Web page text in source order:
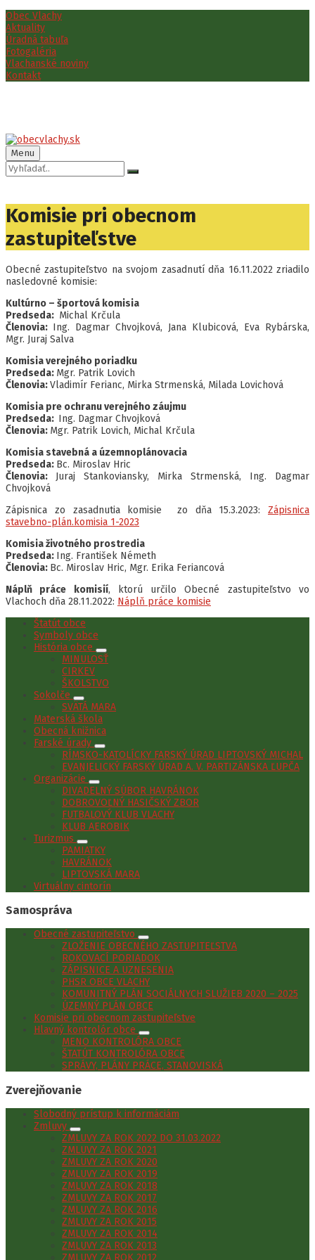
Preskočiť
na
obsah
Preskočiť
na
ľavý
panel
Preskočiť
na
pravý
panel
Preskočiť
na
pätičku
Obec Vlachy
Aktuality
Úradná tabuľa
Fotogaléria
Vlachanské noviny
Kontakt
Menu
Vyhľadávanie:
Komisie pri obecnom
zastupiteľstve
Obecné zastupiteľstvo na svojom zasadnutí dňa 16.11.2022 zriadilo
nasledovné komisie:
Kultúrno – športová komisia
Predseda: Michal Krčula
Členovia: Ing. Dagmar Chvojková, Jana Klubicová, Eva Rybárska,
Mgr. Juraj Salva
Komisia verejného poriadku
Predseda: Mgr. Patrik Lovich
Členovia:Vladimír Ferianc, Mirka Strmenská, Milada Lovichová
Komisia pre ochranu verejného záujmu
Predseda: Ing. Dagmar Chvojková
Členovia: Mgr. Patrik Lovich, Michal Krčula
Komisia stavebná a územnoplánovacia
Predseda: Bc. Miroslav Hric
Členovia: Juraj Stankoviansky, Mirka Strmenská, Ing. Dagmar
Chvojková
Zápisnica zo zasadnutia komisie zo dňa 15.3.2023: Zápisnica
stavebno-plán.komisia 1-2023
Komisia životného prostredia
Predseda: Ing. František Németh
Členovia: Bc. Miroslav Hric, Mgr. Erika Feriancová
Náplň práce komisií, ktorú určilo Obecné zastupiteľstvo vo
Vlachoch dňa 28.11.2022: Náplň práce komisie
Štatút obce
Symboly obce
História obce
MINULOSŤ
CIRKEV
ŠKOLSTVO
Sokolče
SVÄTÁ MARA
Materská škola
Obecná knižnica
Farské úrady
RÍMSKO-KATOLÍCKY FARSKÝ ÚRAD LIPTOVSKÝ MICHAL
EVANJELICKÝ FARSKÝ ÚRAD A. V. PARTIZÁNSKA ĽUPČA
Organizácie
DIVADELNÝ SÚBOR HAVRÁNOK
DOBROVOĽNÝ HASIČSKÝ ZBOR
FUTBALOVÝ KLUB VLACHY
KLUB AEROBIK
Turizmus
PAMIATKY
HAVRÁNOK
LIPTOVSKÁ MARA
Virtuálny cintorín
Samospráva
Obecné zastupiteľstvo
ZLOŽENIE OBECNÉHO ZASTUPITEĽSTVA
ROKOVACÍ PORIADOK
ZÁPISNICE A UZNESENIA
PHSR OBCE VLACHY
KOMUNITNÝ PLÁN SOCIÁLNYCH SLUŽIEB 2020 – 2025
ÚZEMNÝ PLÁN OBCE
Komisie pri obecnom zastupiteľstve
Hlavný kontrolór obce
MENO KONTROLÓRA OBCE
ŠTATÚT KONTROLÓRA OBCE
SPRÁVY, PLÁNY PRÁCE, STANOVISKÁ
Zverejňovanie
Slobodný prístup k informáciám
Zmluvy
ZMLUVY ZA ROK 2022 DO 31.03.2022
ZMLUVY ZA ROK 2021
ZMLUVY ZA ROK 2020
ZMLUVY ZA ROK 2019
ZMLUVY ZA ROK 2018
ZMLUVY ZA ROK 2017
ZMLUVY ZA ROK 2016
ZMLUVY ZA ROK 2015
ZMLUVY ZA ROK 2014
ZMLUVY ZA ROK 2013
ZMLUVY ZA ROK 2012